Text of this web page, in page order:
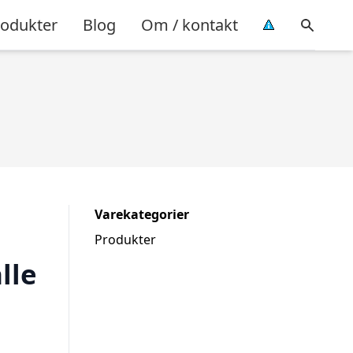
Blog Om / kontakt
Varekategorier
Produkter